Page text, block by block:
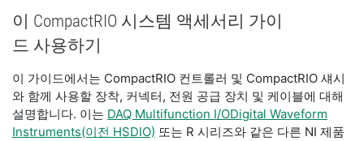
이 CompactRIO 시스템 액세서리 가이
드 사용하기
이 가이드에서는 CompactRIO 컨트롤러 및 CompactRIO 섀시
와 함께 사용할 장착, 커넥터, 전원 공급 장치 및 케이블에 대해
설명합니다. 이는 DAQ Multifunction I/ODigital Waveform
Instruments(이전 HSDIO) 또는 R 시리즈와 같은 다른 NI 제품